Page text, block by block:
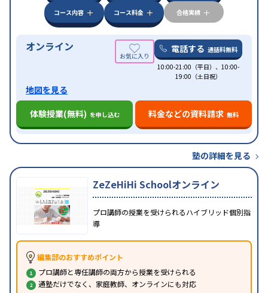
コース内容
コース料金 合格実績
オンライン 電話する 通話料無料
10:00-21:00（平日）、10:00-
19:00（土日祝）
地図を見る
体験授業(無料) を申し込む 料金などの資料請求 無料
塾の詳細を見る
ZeZeHiHi Schoolオンライン
プロ講師の授業を受けられるハイブリッド個別指
導
編集部のおすすめポイント
プロ講師と専任講師の両方から授業を受けられる
通塾だけでなく、家庭教師、オンラインにも対応